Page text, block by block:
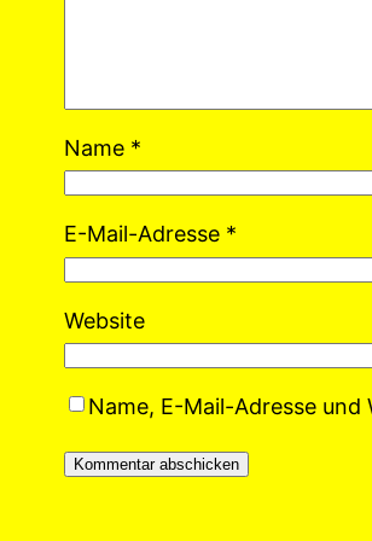
Name *
E-Mail-Adresse *
Website
Name, E-Mail-Adresse